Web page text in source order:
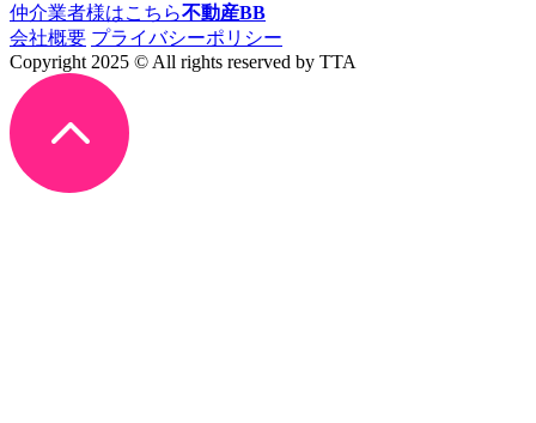
仲介業者様はこちら不動産BB
会社概要 プライバシーポリシー
Copyright 2025 © All rights reserved by TTA